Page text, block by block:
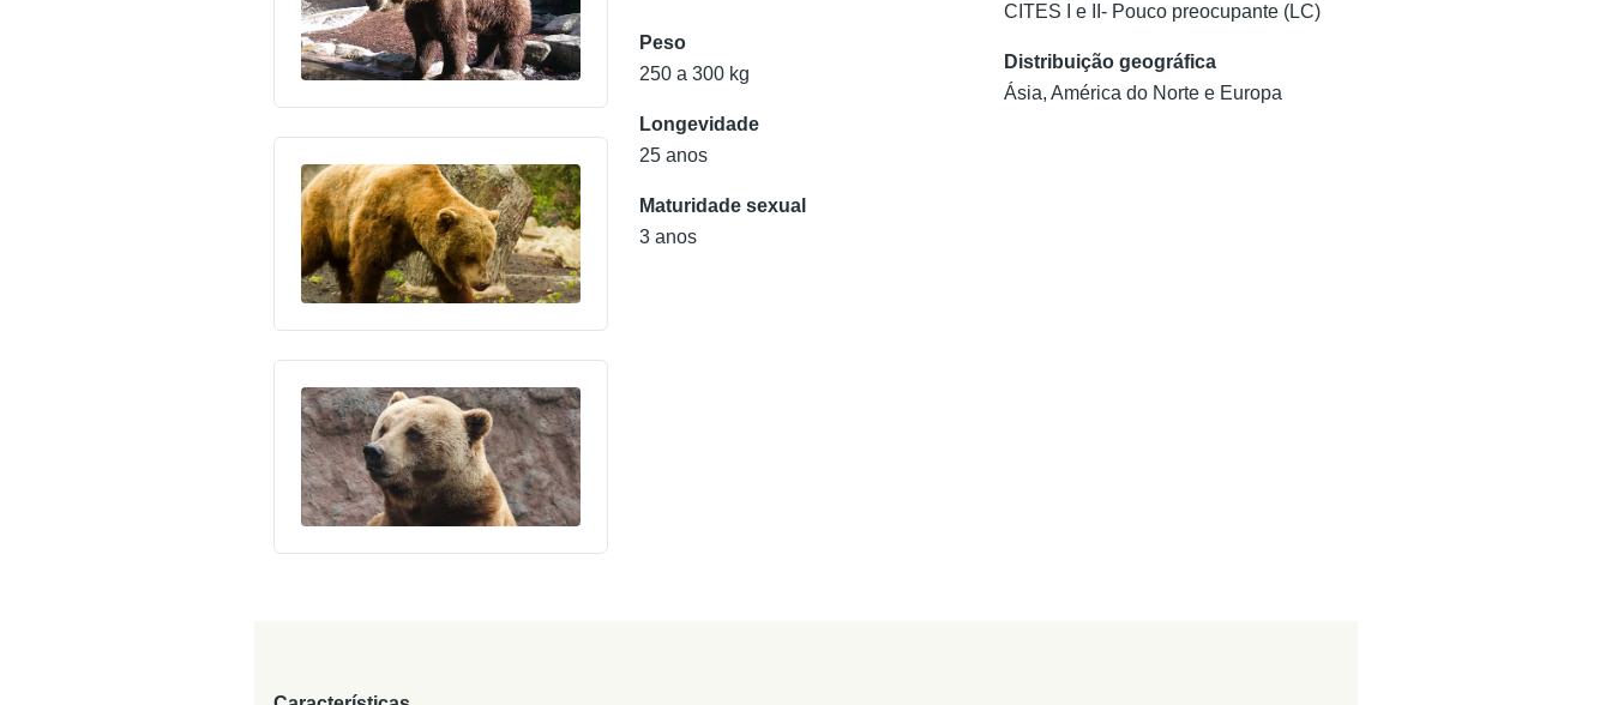
Peso
250 a 300 kg
Longevidade
25 anos
Maturidade sexual
3 anos
CITES I e II- Pouco preocupante (LC)
Distribuição geográfica
Ásia, América do Norte e Europa